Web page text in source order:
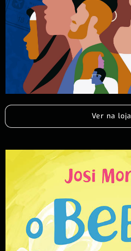
Ver na loja